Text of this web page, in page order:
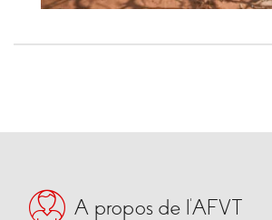
A propos de l’AFVT